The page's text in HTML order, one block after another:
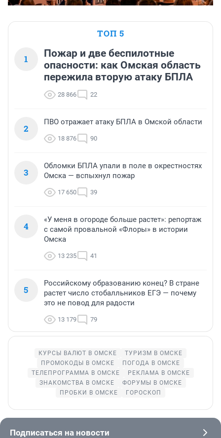
ТОП 5
1
Пожар и две беспилотные
опасности: как Омская область
пережила вторую атаку БПЛА
28 866 22
2
ПВО отражает атаку БПЛА в Омской области
18 876 90
3
Обломки БПЛА упали в поле в окрестностях
Омска — вспыхнул пожар
17 650 39
4
«У меня в огороде больше растет»: репортаж
с самой провальной «Флоры» в истории
Омска
13 235 41
5
Российскому образованию конец? В стране
растет число стобалльников ЕГЭ — почему
это не повод для радости
13 179 79
КУРСЫ ВАЛЮТ В ОМСКЕ
ТУРИЗМ В ОМСКЕ
ПРОМОКОДЫ В ОМСКЕ
ПОГОДА В ОМСКЕ
ТЕЛЕПРОГРАММА В ОМСКЕ
РЕКЛАМА В ОМСКЕ
ЗНАКОМСТВА В ОМСКЕ
ФОРУМЫ В ОМСКЕ
ПРОБКИ В ОМСКЕ
ГОРОСКОП
Подписаться на новости